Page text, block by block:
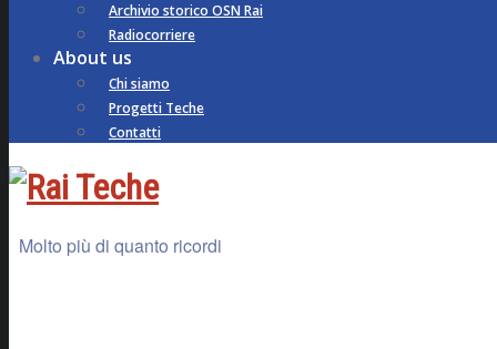
Archivio storico OSN Rai
Radiocorriere
About us
Chi siamo
Progetti Teche
Contatti
Molto più di quanto ricordi